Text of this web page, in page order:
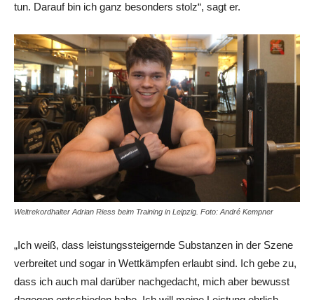
tun. Darauf bin ich ganz besonders stolz“, sagt er.
Weltrekordhalter Adrian Riess beim Training in Leipzig. Foto: André Kempner
„Ich weiß, dass leistungssteigernde Substanzen in der Szene
verbreitet und sogar in Wettkämpfen erlaubt sind. Ich gebe zu,
dass ich auch mal darüber nachgedacht, mich aber bewusst